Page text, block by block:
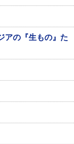
アの『生もの』た